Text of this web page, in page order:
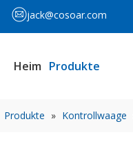
jack@cosoar.com
Heim Produkte
Produkte » Kontrollwaage